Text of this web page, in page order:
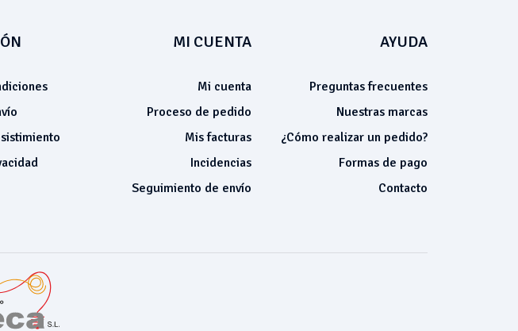
MI CUENTA
Mi cuenta
Proceso de pedido
Mis facturas
Incidencias
Seguimiento de envío
AYUDA
Preguntas frecuentes
Nuestras marcas
¿Cómo realizar un pedido?
Formas de pago
Contacto